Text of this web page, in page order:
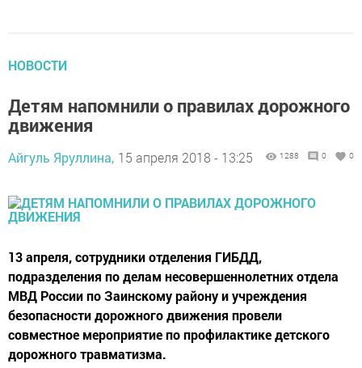
НОВОСТИ
Детям напомнили о правилах дорожного
движения
Айгуль Яруллина, 15 апреля 2018 - 13:25 1288 0 0
13 апреля, сотрудники отделения ГИБДД,
подразделения по делам несовершеннолетних отдела
МВД России по Заинскому району и учреждения
безопасности дорожного движения провели
совместное мероприятие по профилактике детского
дорожного травматизма.